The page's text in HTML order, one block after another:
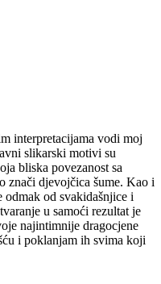
interpretacijama vodi moj
slikarski motivi su
bliska povezanost sa
znači djevojčica šume. Kao i
odmak od svakidašnjice i
u samoći rezultat je
najintimnije dragocjene
i poklanjam ih svima koji